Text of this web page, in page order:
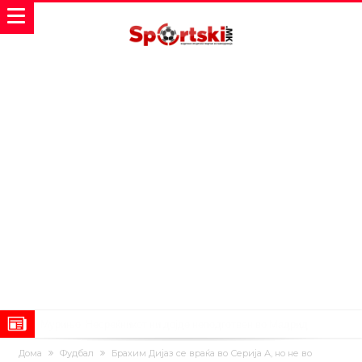
Тетоважата на Габриел стана предмет на потсмев: Навивачите го
Дома Фудбал
Брахим Дијаз се враќа во Серија А, но не во